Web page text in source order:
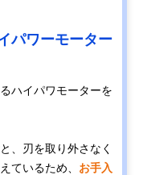
パワーモーター
ハイパワモーターを
、刃を取り外さなく
ているため、 お手入